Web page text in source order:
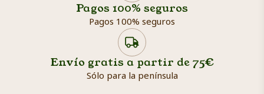
Pagos 100% seguros
Pagos 100% seguros
Envío gratis a partir de 75€
Sólo para la península